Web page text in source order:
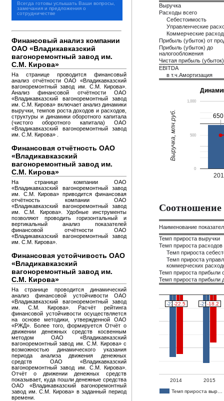
Всегда готовы услышать Ваши вопросы,
замечания и предложения о
сотрудничестве
Финансовый анализ компании
ОАО «Владикавказский
вагоноремонтный завод им.
С.М. Кирова»
На странице проводится финансовый
анализ отчётности ОАО «Владикавказский
вагоноремонтный завод им. С.М. Кирова».
Анализ финансовой отчётности ОАО
«Владикавказский вагоноремонтный завод
им. С.М. Кирова» включает анализ динамики
выручки, темпов роста доходов и расходов,
структуры и динамики оборотного капитала
(чистого оборотного капитала) ОАО
«Владикавказский вагоноремонтный завод
им. С.М. Кирова» .
Финансовая отчётность ОАО
«Владикавказский
вагоноремонтный завод им.
С.М. Кирова»
На странице компании ОАО
«Владикавказский вагоноремонтный завод
им. С.М. Кирова» приводится финансовая
отчётность компании ОАО
«Владикавказский вагоноремонтный завод
им. С.М. Кирова». Удобные инструменты
позволяют проводить горизонтальный и
вертикальный анализ показателей
финансовой отчётности ОАО
«Владикавказский вагоноремонтный завод
им. С.М. Кирова».
Финансовая устойчивость ОАО
«Владикавказский
вагоноремонтный завод им.
С.М. Кирова»
На странице проводится динамический
анализ финансовой устойчивости ОАО
«Владикавказский вагоноремонтный завод
им. С.М. Кирова». Расчёт рейтинга
финансовой устойчивости осуществляется
на основе методики, утвержденной ОАО
«РЖД». Более того, формируется Отчёт о
движении денежных средств косвенным
методом ОАО «Владикавказский
вагоноремонтный завод им. С.М. Кирова» с
возможностью динамического указания
периода анализа движения денежных
средств ОАО «Владикавказский
вагоноремонтный завод им. С.М. Кирова».
Отчёт о движении денежных средств
показывает, куда пошли денежные средства
ОАО «Владикавказский вагоноремонтный
завод им. С.М. Кирова» в заданный период
времени.
Выручка
Расходы всего
Себестоимость
Управленческие
Коммерческие
Прибыль (убыток) от
Прибыль (убыток) до
налогообложения
Чистая прибыль (убыток)
EBITDA
в т.ч.Амортизация
0
500
1,000
Выручка, млн.руб.
Соотношение
Наименование
Темп прироста выручки
Темп прироста расходов
Темп прироста
Темп прироста
коммерческих
Темп прироста прибыли
Темп прироста прибыли
Темп прироста выр…
2014 2015
-23.5
-23.5 -25.8
-25.8
-22.5
-22.5 -18.2
-18.2